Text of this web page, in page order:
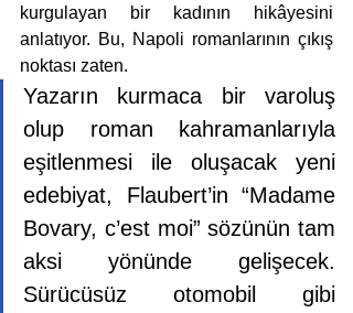
kurgulayan bir kadının hikâyesini
anlatıyor. Bu, Napoli romanlarının çıkış
noktası zaten.
Yazarın kurmaca bir varoluş
olup roman kahramanlarıyla
eşitlenmesi ile oluşacak yeni
edebiyat, Flaubert’in “Madame
Bovary, c’est moi” sözünün tam
aksi yönünde gelişecek.
Sürücüsüz otomobil gibi